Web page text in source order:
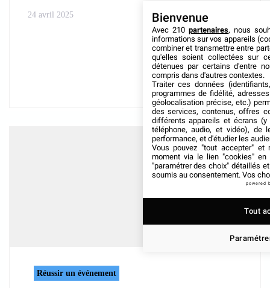
24 avril 2025
Réussir un événement
Bienvenue
Avec 210 partenaires, nous
informations sur vos appareils
combiner et transmettre entre
qu'elles soient collectées sur
détenues par certains d'entre
compris dans d'autres contextes.
Traiter ces données
programmes de fidélité,
géolocalisation précise, etc.)
des services, contenus, offres
différents appareils et écrans (y
téléphone, audio, et vidéo), de
performance, et d'étudier les
Vous pouvez "tout accepter" et
moment via le lien "cookies" en
"paramétrer des choix" détaillés
soumis au consentement. Vos
powered
Tout